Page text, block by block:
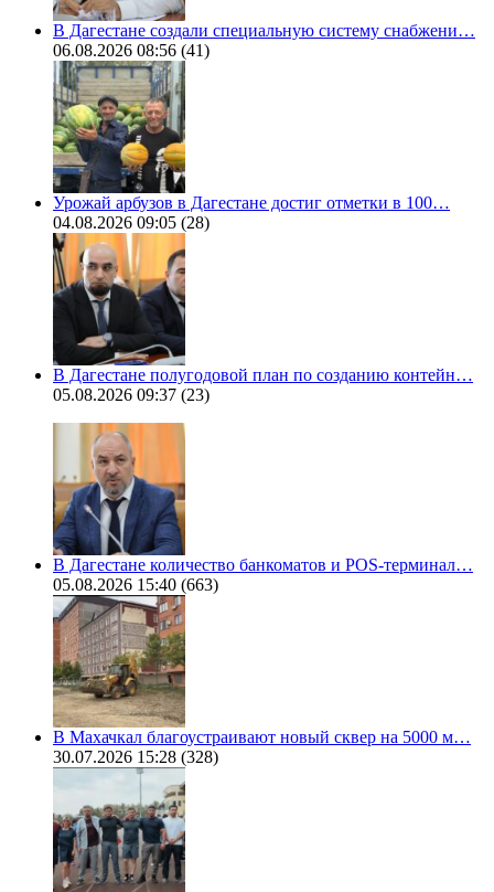
В Дагестане создали специальную систему снабжени…
06.08.2026 08:56 (41)
Урожай арбузов в Дагестане достиг отметки в 100…
04.08.2026 09:05 (28)
В Дагестане полугодовой план по созданию контейн…
05.08.2026 09:37 (23)
В Дагестане количество банкоматов и POS-терминал…
05.08.2026 15:40 (663)
В Махачкал благоустраивают новый сквер на 5000 м…
30.07.2026 15:28 (328)